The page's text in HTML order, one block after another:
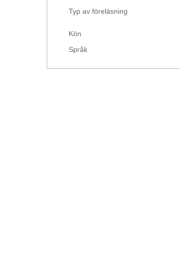
Typ av föreläsning
Kön
Språk